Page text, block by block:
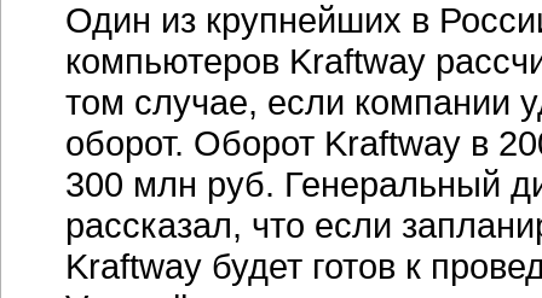
Один из крупнейших в
компьютеров Kraftway
том случае, если компании
оборот. Оборот Kraftway в
300 млн руб. Генеральный
рассказал, что если
Kraftway будет готов к